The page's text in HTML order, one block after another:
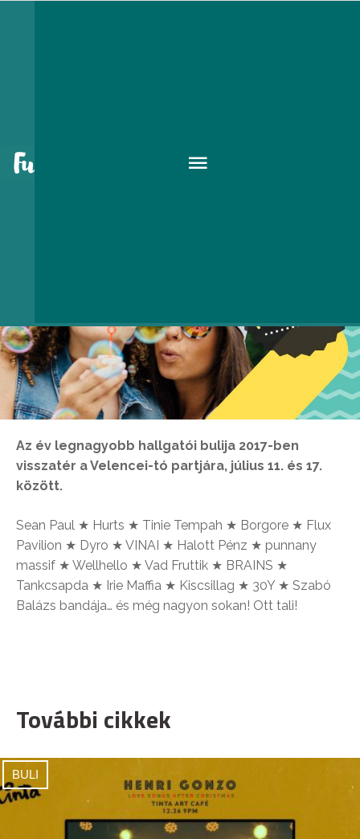
2017 JUL. 11.
Az év legnagyobb hallgatói bulija 2017-ben
visszatér a Velencei-tó partjára, július 11. és 17.
között.
Sean Paul ★ Hurts ★ Tinie Tempah ★ Borgore ★ Flux
Pavilion ★ Dyro ★ VINAI ★ Halott Pénz ★ punnany
massif ★ Wellhello ★ Vad Fruttik ★ BRAINS ★
Tankcsapda ★ Irie Maffia ★ Kiscsillag ★ 30Y ★ Szabó
Balázs bandája… és még nagyon sokan! Ott tali!
További cikkek
BULI